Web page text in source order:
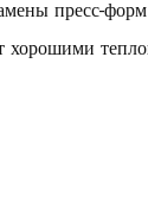
пресс-
хорошими